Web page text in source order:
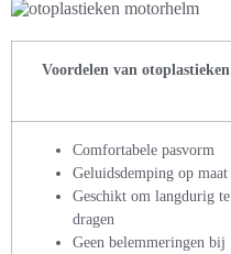
Voordelen van otoplastieken
Comfortabele pasvorm
Geluidsdemping op maat
Geschikt om langdurig te
dragen
Geen belemmeringen bij